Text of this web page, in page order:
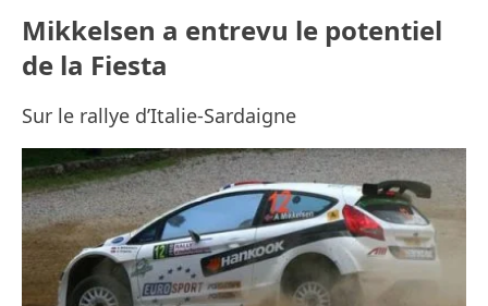
Mikkelsen a entrevu le potentiel
de la Fiesta
Sur le rallye d’Italie-Sardaigne